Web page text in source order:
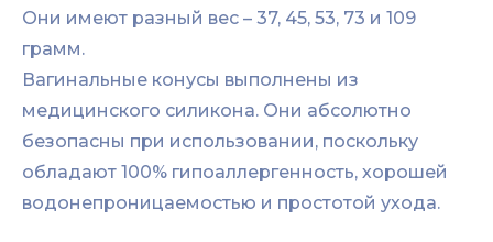
Они имеют разный вес – 37, 45, 53, 73 и 109
грамм.
Вагинальные конусы выполнены из
медицинского силикона. Они абсолютно
безопасны при использовании, поскольку
обладают 100% гипоаллергенность, хорошей
водонепроницаемостью и простотой ухода.